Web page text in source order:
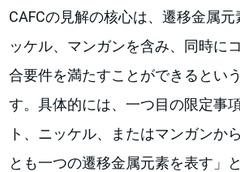
CAFCの見解の核心は、遷移金属
ッケル、マンガンを含み、同時に
合要件を満たすことができるとい
す。具体的には、一つ目の限定事
ト、ニッケル、またはマンガンか
とも一つの遷移金属元素を表す」